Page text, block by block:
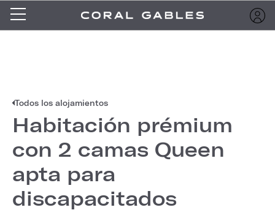
Todos los alojamientos
Habitación prémium
con 2 camas Queen
apta para
discapacitados